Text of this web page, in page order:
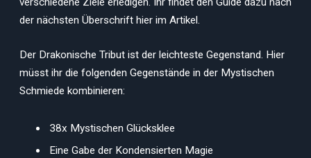
der nächsten Überschrift hier im Artikel.
Der Drakonische Tribut ist der leichteste Gegenstand. Hier
müsst ihr die folgenden Gegenstände in der Mystischen
Schmiede kombinieren:
38x Mystischen Glücksklee
Eine Gabe der Kondensierten Magie